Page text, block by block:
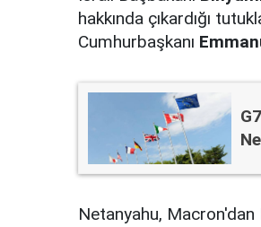
hakkında çıkardığı
Cumhurbaşkanı
Netanyahu, Macron'dan